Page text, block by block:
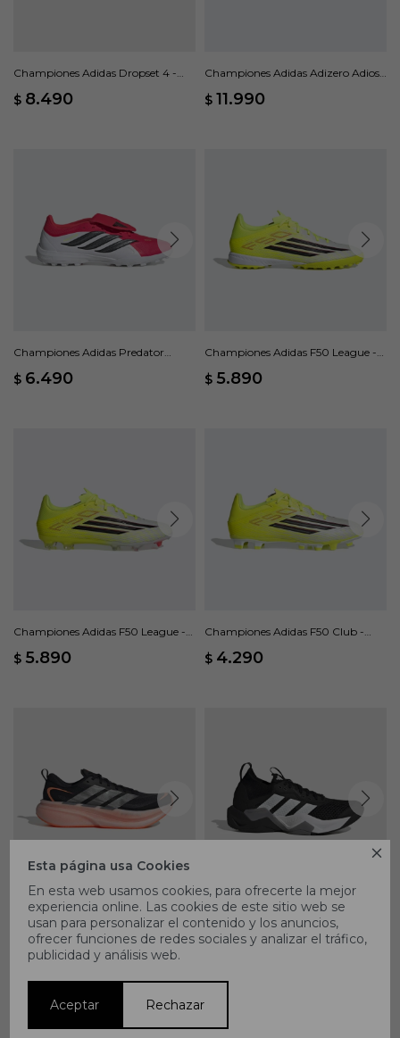

Esta página usa Cookies
En esta web usamos cookies, para ofrecerte la mejor
experiencia online. Las cookies de este sitio web se
usan para personalizar el contenido y los anuncios,
ofrecer funciones de redes sociales y analizar el tráfico,
publicidad y análisis web.
Aceptar Rechazar
Championes Adidas Dropset 4 -
$ 8.490
Championes Adidas Adizero Adios
$ 11.990
Championes Adidas Predator
$ 6.490
Championes Adidas F50 League -
$ 5.890
Championes Adidas F50 League -
$ 5.890
Championes Adidas F50 Club -
$ 4.290
Championes Adidas Supernova
Glide - Negro
7.690
Championes Adidas Rapidmove
ADV 2 - Negro
$ 7.490